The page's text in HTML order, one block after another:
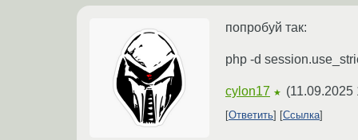
попробуй так:
php -d
cylon17 ★ (11.09.2025
Ответить Ссылка